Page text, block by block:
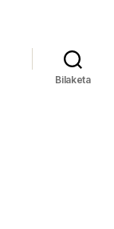
Bilaketa